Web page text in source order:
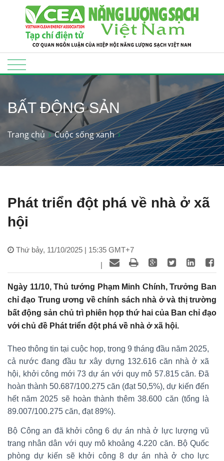
BẤT ĐỘNG SẢN
Trang chủ Cuộc sống xanh
Phát triển đột phá về nhà ở xã
hội
Thứ bảy, 11/10/2025 | 15:35 GMT+7
|
Ngày 11/10, Thủ tướng Phạm Minh Chính, Trưởng Ban
chỉ đạo Trung ương về chính sách nhà ở và thị trường
bất động sản chủ trì phiên họp thứ hai của Ban chỉ đạo
với chủ đề Phát triển đột phá về nhà ở xã hội.
Theo thông tin tại cuộc họp, trong 9 tháng đầu năm 2025,
cả nước đang đầu tư xây dựng 132.616 căn nhà ở xã
hội, khởi công mới 73 dự án với quy mô 57.815 căn. Đã
hoàn thành 50.687/100.275 căn (đạt 50,5%), dự kiến đến
hết năm 2025 sẽ hoàn thành thêm 38.600 căn (tổng là
89.007/100.275 căn, đạt 89%).
Bộ Công an đã khởi công 6 dự án nhà ở lực lượng vũ
trang nhân dân với quy mô khoảng 4.220 căn. Bộ Quốc
phòng dự kiến sẽ khởi công 8 dự án nhà ở cho lực